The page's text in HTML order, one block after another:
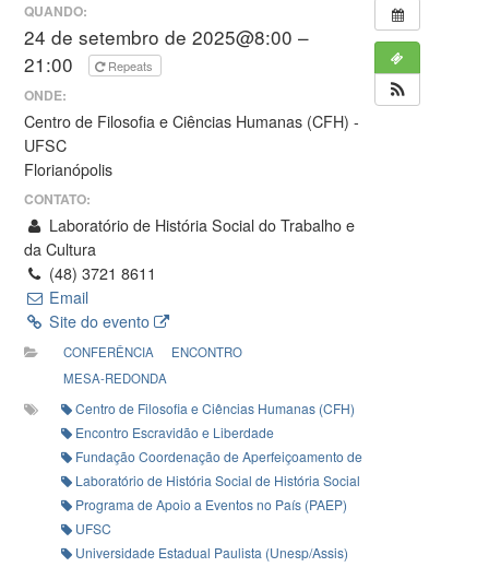
QUANDO:
24 de setembro de 2025@8:00 –
21:00
Repeats
ONDE:
Centro de Filosofia e Ciências Humanas (CFH) -
UFSC
Florianópolis
CONTATO:
Laboratório de História Social do Trabalho e
da Cultura
(48) 3721 8611
Email
Site do evento
CONFERÊNCIA
ENCONTRO
MESA-REDONDA
Centro de Filosofia e Ciências Humanas (CFH)
Encontro Escravidão e Liberdade
Fundação Coordenação de Aperfeiçoamento de Pessoal de Nível
Laboratório de História Social de História Social do Trabalho e da
Programa de Apoio a Eventos no País (PAEP)
UFSC
Universidade Estadual Paulista (Unesp/Assis)